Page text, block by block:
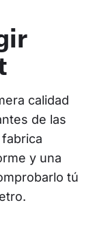
calidad
de las
y una
tú